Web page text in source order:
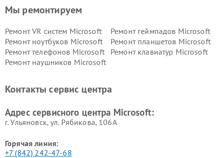
Мы ремонтируем
Ремонт VR систем Microsoft
Ремонт геймпадов Microsoft
Ремонт ноутбуков Microsoft
Ремонт планшетов Microsoft
Ремонт телефонов Microsoft
Ремонт клавиатур Microsoft
Ремонт наушников Microsoft
Контакты сервис центра
Адрес сервисного центра Microsoft:
г. Ульяновск, ул. Рябикова, 106А
Горячая линия:
+7 (842) 242-47-68